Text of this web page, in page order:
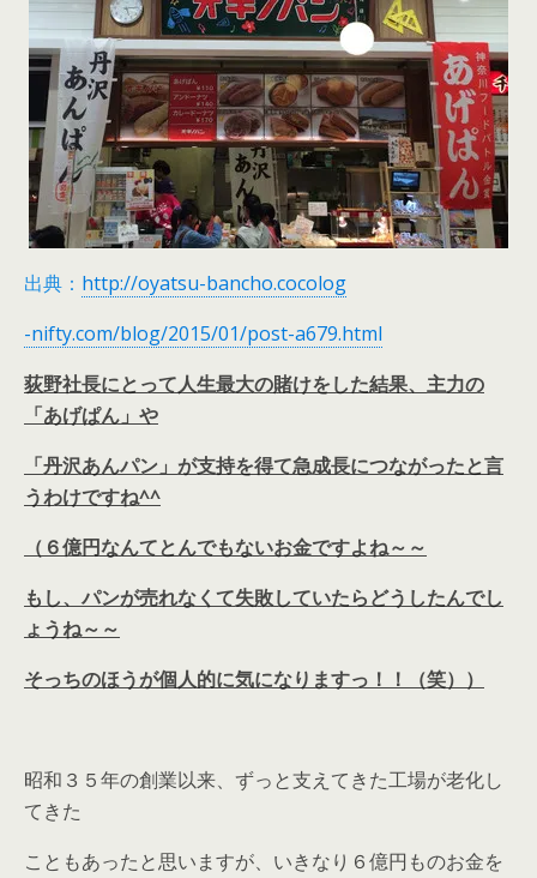
出典： http://oyatsu-bancho.cocolog
-nifty.com/blog/2015/01/post-a679.html
荻野社長にとって人生最大の賭けをした結果、主力の
「あげぱん」や
「丹沢あんパン」が支持を得て急成長につながったと言
うわけですね^^
（６億円なんてとんでもないお金ですよね～～
もし、パンが売れなくて失敗していたらどうしたんでし
ょうね～～
そっちのほうが個人的に気になりますっ！！（笑））
昭和３５年の創業以来、ずっと支えてきた工場が老化し
てきた
こともあったと思いますが、いきなり６億円ものお金を